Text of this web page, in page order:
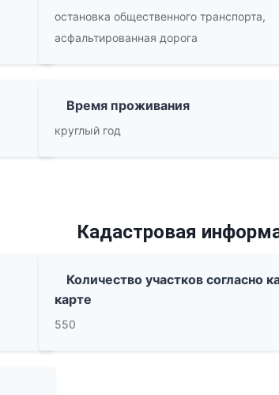
остановка общественного транспорта,
асфальтированная дорога
Время проживания
круглый год
Кадастровая
Количество участков согласно
карте
550